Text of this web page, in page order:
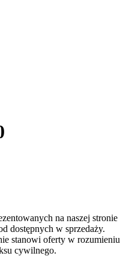
na naszej stronie
dostępnych w sprzedaży.
stanowi oferty w rozumieniu
cywilnego.